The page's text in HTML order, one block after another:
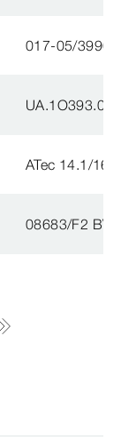
017-05/3990-
ATec 14.1/16-
08683/F2 BV